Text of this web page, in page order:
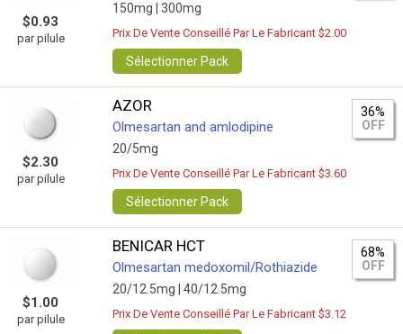
$0.93
par pilule
150mg | 300mg
Prix De Vente Conseillé Par Le Fabricant $2.00
Sélectionner Pack
$2.30
par pilule
AZOR
Olmesartan and amlodipine
20/5mg
36%
OFF
Prix De Vente Conseillé Par Le Fabricant $3.60
Sélectionner Pack
$1.00
par pilule
BENICAR HCT
Olmesartan medoxomil/Rothiazide
20/12.5mg | 40/12.5mg
68%
OFF
Prix De Vente Conseillé Par Le Fabricant $3.12